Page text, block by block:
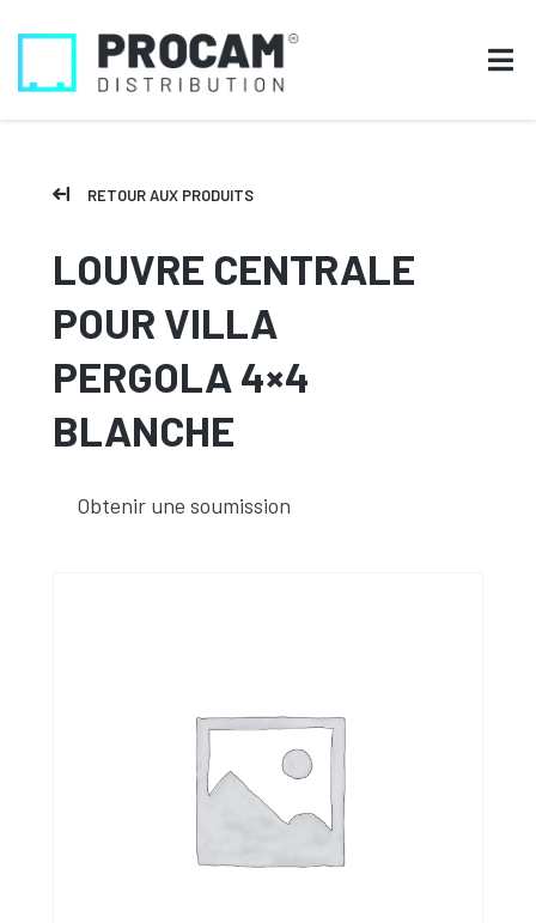
RETOUR AUX PRODUITS
LOUVRE CENTRALE
POUR VILLA
PERGOLA 4×4
BLANCHE
Obtenir une soumission